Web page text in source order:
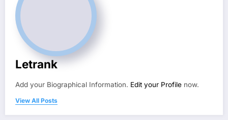
Letrank
Add your Biographical Information. Edit your Profile now.
View All Posts